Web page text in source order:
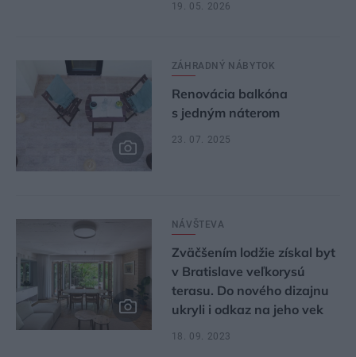
19. 05. 2026
ZÁHRADNÝ NÁBYTOK
Renovácia balkóna
s jedným náterom
23. 07. 2025
NÁVŠTEVA
Zväčšením lodžie získal byt
v Bratislave veľkorysú
terasu. Do nového dizajnu
ukryli i odkaz na jeho vek
18. 09. 2023